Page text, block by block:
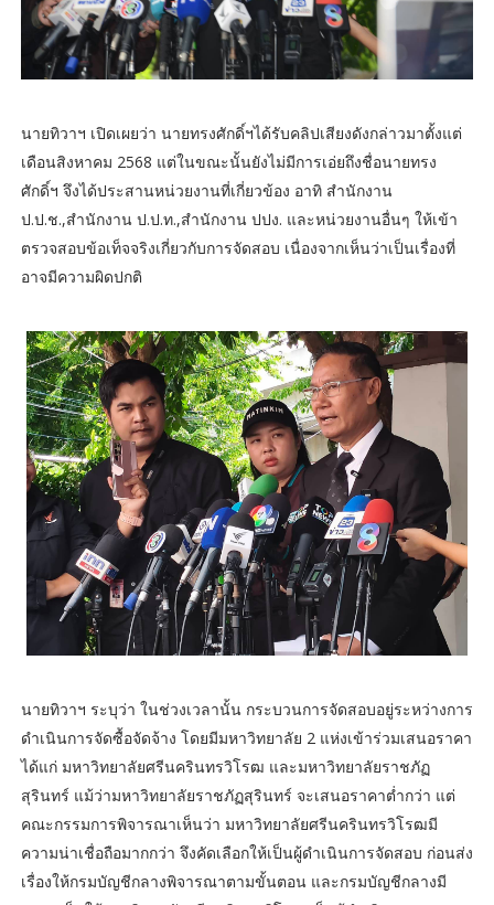
นายทิวาฯ เปิดเผยว่า นายทรงศักดิ์ฯได้รับคลิปเสียงดังกล่าวมาตั้งแต่
เดือนสิงหาคม 2568 แต่ในขณะนั้นยังไม่มีการเอ่ยถึงชื่อนายทรง
ศักดิ์ฯ จึงได้ประสานหน่วยงานที่เกี่ยวข้อง อาทิ สำนักงาน
ป.ป.ช.,สำนักงาน ป.ป.ท.,สำนักงาน ปปง. และหน่วยงานอื่นๆ ให้เข้า
ตรวจสอบข้อเท็จจริงเกี่ยวกับการจัดสอบ เนื่องจากเห็นว่าเป็นเรื่องที่
อาจมีความผิดปกติ
นายทิวาฯ ระบุว่า ในช่วงเวลานั้น กระบวนการจัดสอบอยู่ระหว่างการ
ดำเนินการจัดซื้อจัดจ้าง โดยมีมหาวิทยาลัย 2 แห่งเข้าร่วมเสนอราคา
ได้แก่ มหาวิทยาลัยศรีนครินทรวิโรฒ และมหาวิทยาลัยราชภัฏ
สุรินทร์ แม้ว่ามหาวิทยาลัยราชภัฏสุรินทร์ จะเสนอราคาต่ำกว่า แต่
คณะกรรมการพิจารณาเห็นว่า มหาวิทยาลัยศรีนครินทรวิโรฒมี
ความน่าเชื่อถือมากกว่า จึงคัดเลือกให้เป็นผู้ดำเนินการจัดสอบ ก่อนส่ง
เรื่องให้กรมบัญชีกลางพิจารณาตามขั้นตอน และกรมบัญชีกลางมี